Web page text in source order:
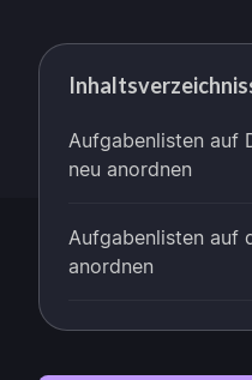
Aufgabenlisten auf
neu anordnen
Aufgabenlisten auf
anordnen